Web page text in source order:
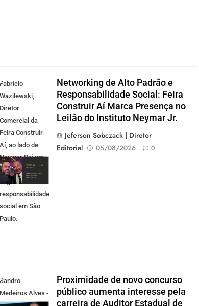
Fabrício
Wazilewski,
Diretor
Comercial da
Feira Construir
Aí, ao lado de
Neymar Pai em
evento de
negócios e
responsabilidade
social em São
Paulo.
Networking de Alto Padrão e
Responsabilidade Social: Feira
Construir Aí Marca Presença no
Leilão do Instituto Neymar Jr.
Jeferson Sobczack | Diretor
Editorial
05/08/2026 0
Sandro
Medeiros Alves -
Proximidade de novo concurso
público aumenta interesse pela
carreira de Auditor Estadual de